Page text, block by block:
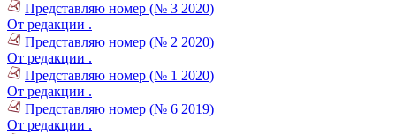
Представляю номер (№ 3 2020)
От редакции .
Представляю номер (№ 2 2020)
От редакции .
Представляю номер (№ 1 2020)
От редакции .
Представляю номер (№ 6 2019)
От редакции .